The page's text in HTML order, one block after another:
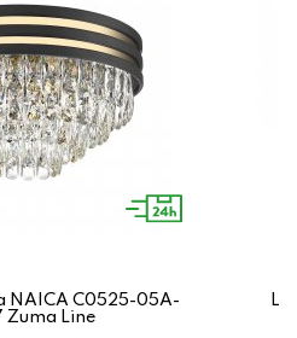
NAICA C0525-05A-
Zuma Line